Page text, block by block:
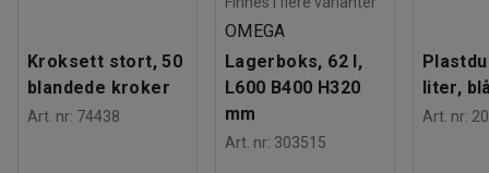
Kroksett stort, 50
blandede kroker
Art. nr: 74438
OMEGA
Lagerboks, 62 l,
L600 B400 H320
mm
Art. nr: 303515
liter,
Art. nr: